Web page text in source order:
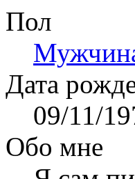
Пол
Дата
09/11/
Обо мне